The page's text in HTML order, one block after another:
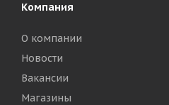
Компания
О компании
Новости
Вакансии
Магазины